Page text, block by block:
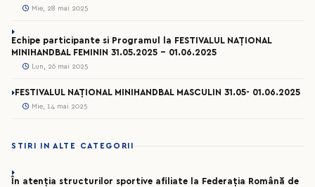
Mie, 28 mai 2025
Echipe participante si Programul la FESTIVALUL NAȚIONAL
MINIHANDBAL FEMININ 31.05.2025 - 01.06.2025
Lun, 26 mai 2025
FESTIVALUL NAȚIONAL MINIHANDBAL MASCULIN 31.05- 01.06.2025
Mie, 14 mai 2025
STIRI IN ALTE CATEGORII
În atenția structurilor sportive afiliate la Federația Română de